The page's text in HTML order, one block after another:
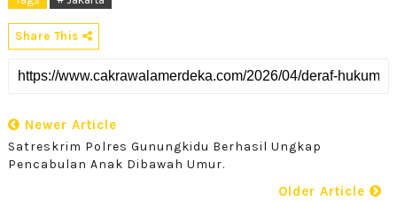
Share This
Newer Article
Satreskrim Polres Gunungkidu Berhasil Ungkap
Pencabulan Anak Dibawah Umur.
Older Article